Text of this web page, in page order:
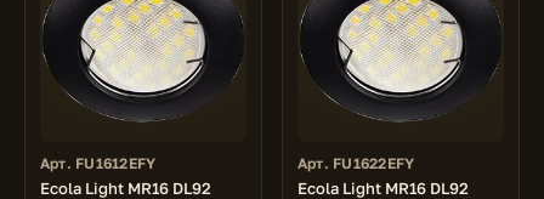
Арт. FU1612EFY
Ecola Light MR16 DL92
Арт. FU1622EFY
Ecola Light MR16 DL92